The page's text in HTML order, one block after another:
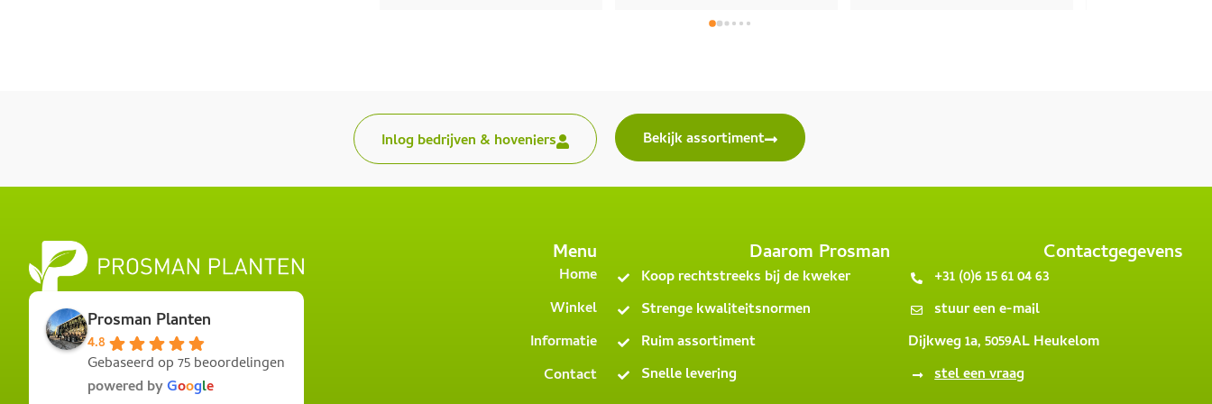
terug voor andere bomen /
Inlog bedrijven & hoveniers Bekijk assortiment
Prosman Planten
4.8
Gebaseerd op 75 beoordelingen
powered byGoogle
Menu
Home
Winkel
Informatie
Contact
Daarom Prosman
Koop rechtstreeks bij de kweker
Strenge kwaliteitsnormen
Ruim assortiment
Snelle levering
Contactgegevens
+31 (0)6 15 61 04 63
stuur een e-mail
Dijkweg 1a, 5059AL Heukelom
stel een vraag